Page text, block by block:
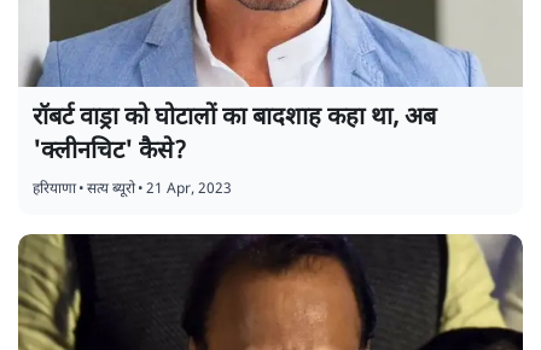
रॉबर्ट वाड्रा को घोटालों का बादशाह कहा था, अब
'क्लीनचिट' कैसे?
हरियाणा•सत्य ब्यूरो•21 Apr, 2023